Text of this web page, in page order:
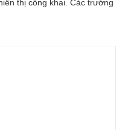
thị công khai. Các trường